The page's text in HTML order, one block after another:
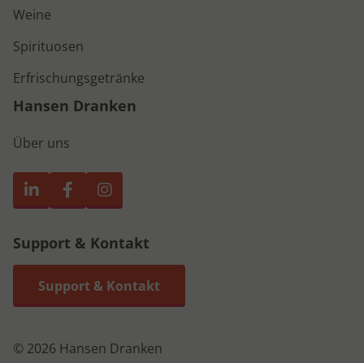
Weine
Spirituosen
Erfrischungsgetränke
Hansen Dranken
Über uns
Support & Kontakt
Support & Kontakt
© 2026 Hansen Dranken